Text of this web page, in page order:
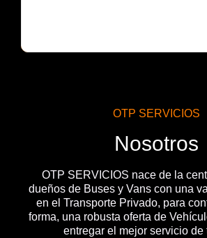
OTP SERVICIOS
Nosotros
OTP SERVICIOS nace de la
dueños de Buses y Vans con una
en el Transporte Privado, para
forma, una robusta oferta de
entregar el mejor servicio de